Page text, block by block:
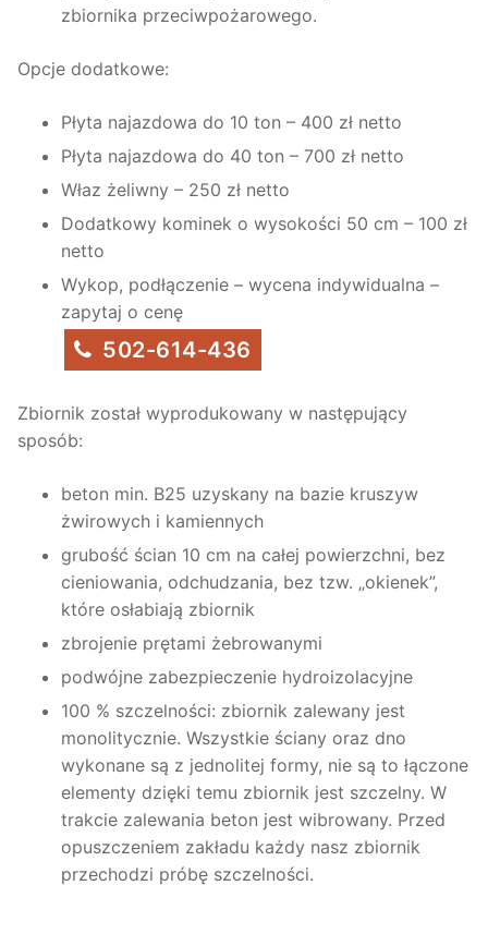
zbiornika przeciwpożarowego.
Opcje dodatkowe:
Płyta najazdowa do 10 ton – 400 zł netto
Płyta najazdowa do 40 ton – 700 zł netto
Właz żeliwny – 250 zł netto
Dodatkowy kominek o wysokości 50 cm – 100 zł
netto
Wykop, podłączenie – wycena indywidualna –
zapytaj o cenę
502-614-436
Zbiornik został wyprodukowany w następujący
sposób:
beton min. B25 uzyskany na bazie kruszyw
żwirowych i kamiennych
grubość ścian 10 cm na całej powierzchni, bez
cieniowania, odchudzania, bez tzw. „okienek”,
które osłabiają zbiornik
zbrojenie prętami żebrowanymi
podwójne zabezpieczenie hydroizolacyjne
100 % szczelności: zbiornik zalewany jest
monolitycznie. Wszystkie ściany oraz dno
wykonane są z jednolitej formy, nie są to łączone
elementy dzięki temu zbiornik jest szczelny. W
trakcie zalewania beton jest wibrowany. Przed
opuszczeniem zakładu każdy nasz zbiornik
przechodzi próbę szczelności.